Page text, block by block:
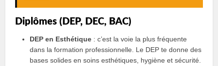
Diplômes (DEP, DEC, BAC)
DEP en Esthétique : c’est la voie la plus fréquente
dans la formation professionnelle. Le DEP te donne des
bases solides en soins esthétiques, hygiène et sécurité.